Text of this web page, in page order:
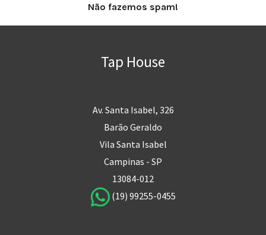
Não fazemos spam!
Tap House
Av. Santa Isabel, 326
Barão Geraldo
Vila Santa Isabel
Campinas - SP
13084-012
(19) 99255-0455